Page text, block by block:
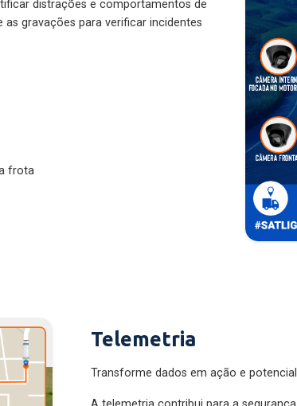
gravações para verificar incidentes
frota
Telemetria
Transforme dados em ação e
A telemetria contribui para a